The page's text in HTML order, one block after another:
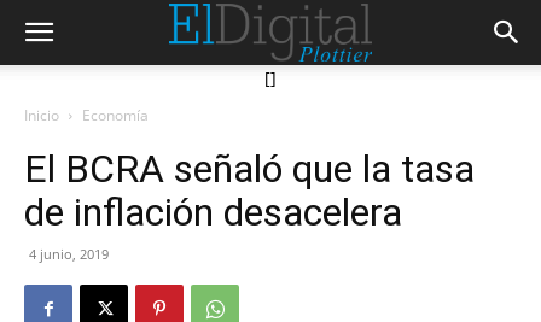
[]
Inicio Economía
El BCRA señaló que la tasa
de inflación desacelera
4 junio, 2019